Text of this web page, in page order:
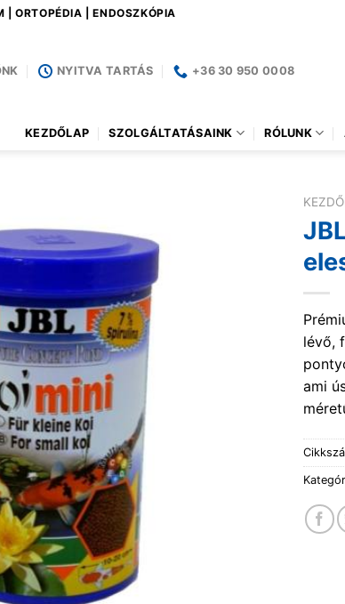
| ORTOPÉDIA | ENDOSZKÓPIA
NYITVA TARTÁS +36 30 950 0008
KEZDŐLAP SZOLGÁLTATÁSAINK RÓLUNK
lévő,
ami